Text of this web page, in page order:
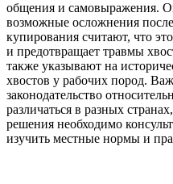
общения и самовыражения.
возможные осложнения
купирования считают, что
и предотвращает травмы
также указывают на
хвостов у рабочих пород.
законодательство
различаться в разных
решения необходимо
изучить местные нормы и